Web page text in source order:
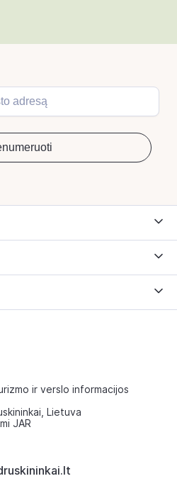
ir verslo informacijos
Lietuva
JAR